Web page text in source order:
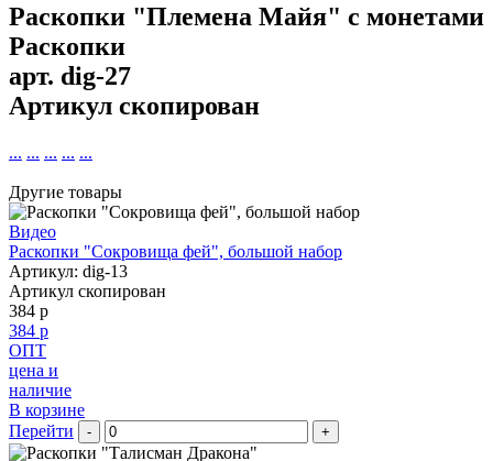
Раскопки "Племена Майя" с монетами
Раскопки
арт. dig-27
Артикул скопирован
... ... ... ... ...
Другие товары
Видео
Раскопки "Сокровища фей", большой набор
Артикул: dig-13
Артикул скопирован
384 р
384 р
ОПТ
цена и
наличие
В корзине
Перейти
- +